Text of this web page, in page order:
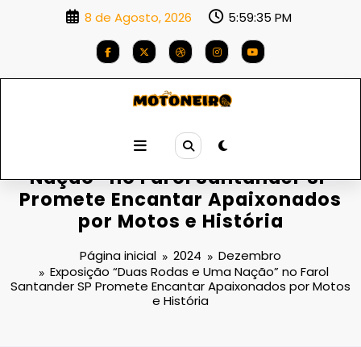
8 de Agosto, 2026 5:59:37 PM
Exposição “Duas Rodas e Uma
Nação” no Farol Santander SP
Promete Encantar Apaixonados
por Motos e História
Página inicial 2024
Dezembro
Exposição “Duas Rodas e Uma Nação” no Farol
Santander SP Promete Encantar Apaixonados por Motos
e História